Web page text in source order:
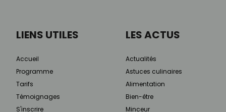
LIENS UTILES
Accueil
Programme
Tarifs
Témoignages
S'inscrire
LES ACTUS
Actualités
Astuces culinaires
Alimentation
Bien-être
Minceur